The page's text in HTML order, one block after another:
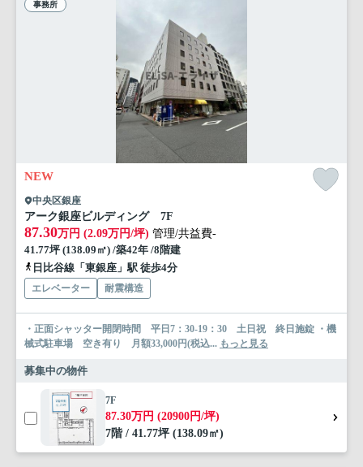
事務所
NEW
中央区銀座
アーク銀座ビルディング 7F
87.30万円 (2.09万円/坪) 管理/共益費-
41.77坪 (138.09㎡) /築42年 /8階建
日比谷線「東銀座」駅 徒歩4分
エレベーター 耐震構造
・正面シャッター開閉時間 平日7：30-19：30 土日祝 終日施錠 ・機
械式駐車場 空き有り 月額33,000円(税込... もっと見る
募集中の物件
7F
87.30万円 (20900円/坪)
7階 / 41.77坪 (138.09㎡)